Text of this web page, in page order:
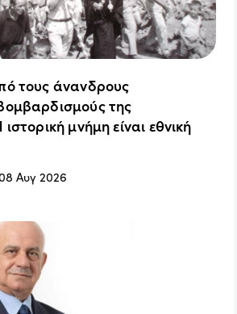
τους άνανδρους
της
μνήμη είναι εθνική
Αυγ 2026